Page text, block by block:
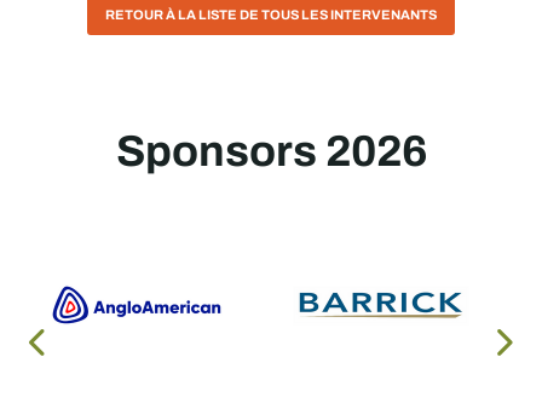
RETOUR À LA LISTE DE TOUS LES INTERVENANTS
Sponsors 2026